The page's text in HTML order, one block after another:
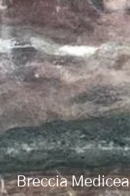
Breccia Medicea